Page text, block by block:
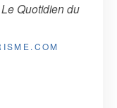
Le Quotidien du